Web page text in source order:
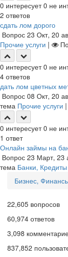
0 интересует 0 не
2 ответов
сдать лом дорого
Вопрос 23 Окт, 20
Прочие услуги |
0 интересует 0 не
4 ответов
дать лом цветных
Вопрос 08 Окт, 20
тема Прочие услуги |
0 интересует 0 не
1 ответ
Онлайн займы на
Вопрос 23 Март, 23
тема Банки, Кредиты
Бизнес,
22,605 вопросов
60,974 ответов
3,098
837,852